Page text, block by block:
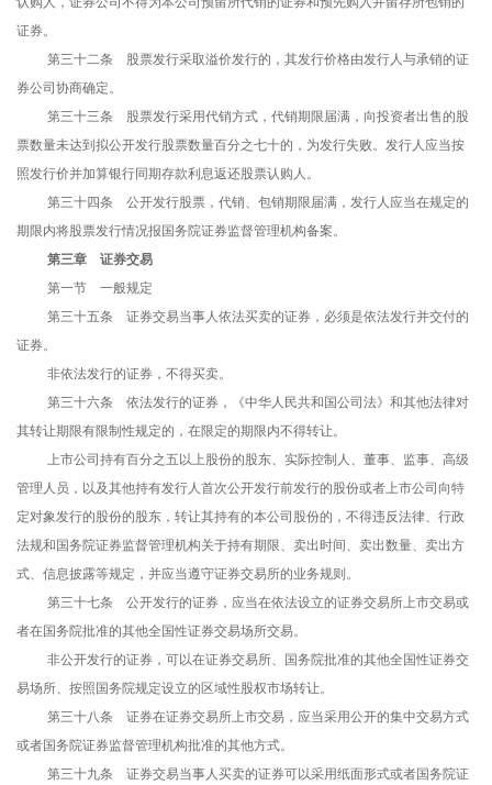
证券。
第三十二条 股票发行采取溢价发行的，其发行价格由发行人与承销的证
券公司协商确定。
第三十三条 股票发行采用代销方式，代销期限届满，向投资者出售的股
票数量未达到拟公开发行股票数量百分之七十的，为发行失败。发行人应当按
照发行价并加算银行同期存款利息返还股票认购人。
第三十四条 公开发行股票，代销、包销期限届满，发行人应当在规定的
期限内将股票发行情况报国务院证券监督管理机构备案。
第三章 证券交易
第一节 一般规定
第三十五条 证券交易当事人依法买卖的证券，必须是依法发行并交付的
证券。
非依法发行的证券，不得买卖。
第三十六条 依法发行的证券，《中华人民共和国公司法》和其他法律对
其转让期限有限制性规定的，在限定的期限内不得转让。
上市公司持有百分之五以上股份的股东、实际控制人、董事、监事、高级
管理人员，以及其他持有发行人首次公开发行前发行的股份或者上市公司向特
定对象发行的股份的股东，转让其持有的本公司股份的，不得违反法律、行政
法规和国务院证券监督管理机构关于持有期限、卖出时间、卖出数量、卖出方
式、信息披露等规定，并应当遵守证券交易所的业务规则。
第三十七条 公开发行的证券，应当在依法设立的证券交易所上市交易或
者在国务院批准的其他全国性证券交易场所交易。
非公开发行的证券，可以在证券交易所、国务院批准的其他全国性证券交
易场所、按照国务院规定设立的区域性股权市场转让。
第三十八条 证券在证券交易所上市交易，应当采用公开的集中交易方式
或者国务院证券监督管理机构批准的其他方式。
第三十九条 证券交易当事人买卖的证券可以采用纸面形式或者国务院证